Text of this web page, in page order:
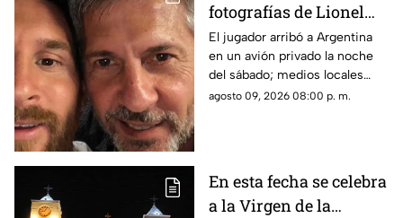
fotografías de Lionel
Messi y su familia en el
funeral de su papá
El jugador arribó a Argentina
en un avión privado la noche
del sábado; medios locales
captaron su llegada.
agosto 09, 2026 08:00 p. m.
En esta fecha se celebra
a la Virgen de la